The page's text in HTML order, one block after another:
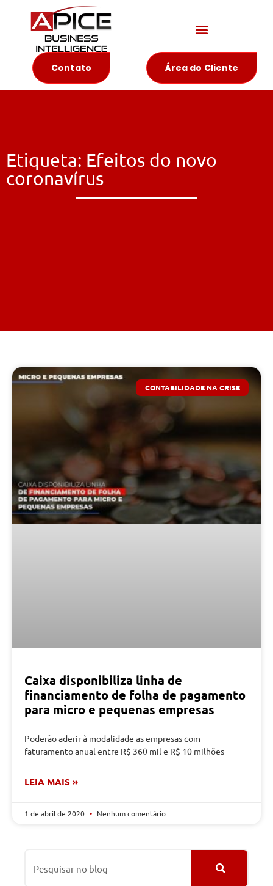
Contato Área do Cliente
Etiqueta: Efeitos do novo
coronavírus
CONTABILIDADE NA CRISE
Caixa disponibiliza linha de
financiamento de folha de pagamento
para micro e pequenas empresas
Poderão aderir à modalidade as empresas com
faturamento anual entre R$ 360 mil e R$ 10 milhões
LEIA MAIS »
1 de abril de 2020 Nenhum comentário